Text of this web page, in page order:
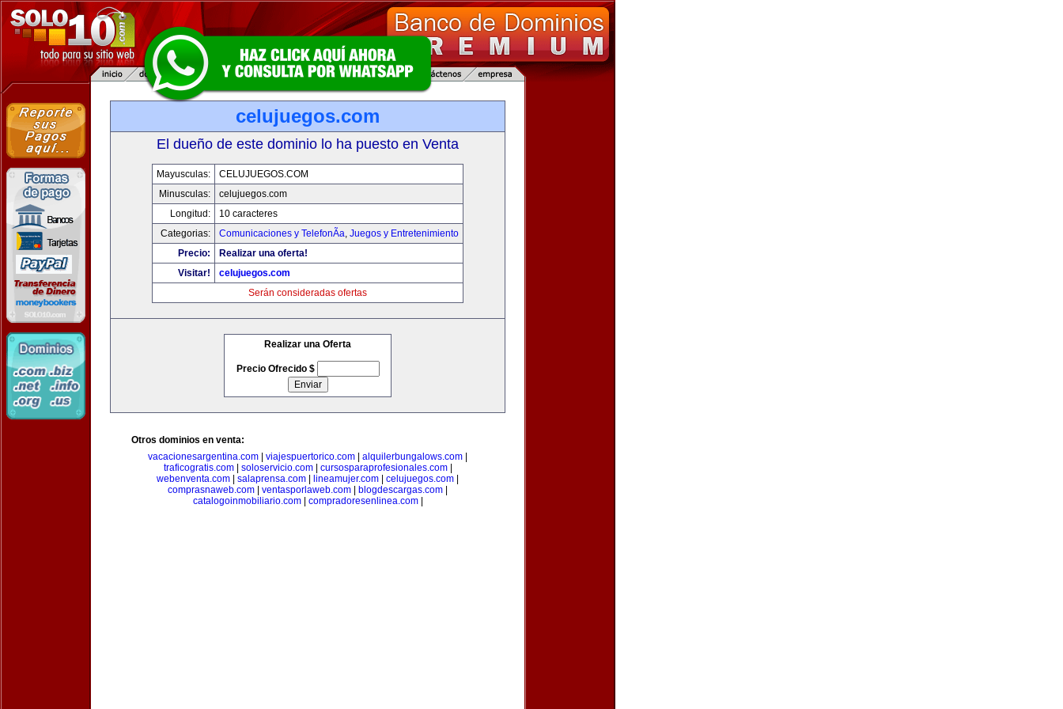
celujuegos.com
El dueño de este dominio lo ha puesto en Venta
Mayusculas:
CELUJUEGOS.COM
Minusculas:
celujuegos.com
Longitud:
10 caracteres
Categorias:
Comunicaciones y TelefonÃ­a, Juegos y Entretenimiento
Precio:
Realizar una oferta!
Visitar!
celujuegos.com
Serán consideradas ofertas
Realizar una Oferta
Precio Ofrecido $
Otros dominios en venta:
vacacionesargentina.com
viajespuertorico.com alquilerbungalows.com
traficogratis.com| soloservicio.com| cursosparaprofesionales.com|
webenventa.com
salaprensa.com lineamujer.com celujuegos.com
comprasnaweb.com
ventasporlaweb.com blogdescargas.com
catalogoinmobiliario.com| compradoresenlinea.com|